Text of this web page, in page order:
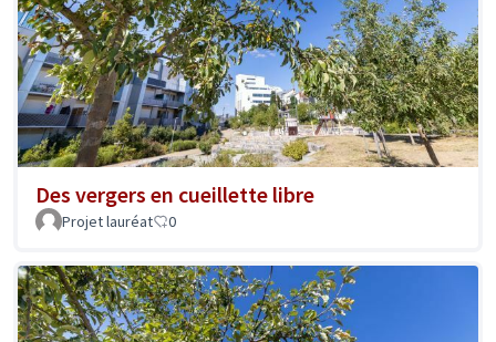
Des vergers en cueillette libre
Projet lauréat 0